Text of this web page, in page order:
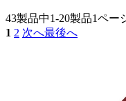
43製品中1-20製品1ペー
1 2 次へ最後へ